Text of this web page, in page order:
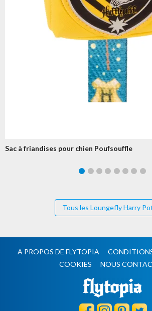
Sac à friandises pour chien Poufsouffle
Tous les Loungefly Harry
A PROPOS DE FLYTOPIA
COOKIES
NOUS